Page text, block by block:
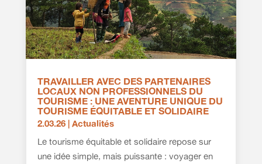
TRAVAILLER AVEC DES PARTENAIRES
LOCAUX NON PROFESSIONNELS DU
TOURISME : UNE AVENTURE UNIQUE DU
TOURISME ÉQUITABLE ET SOLIDAIRE
2.03.26| Actualités
Le tourisme équitable et solidaire repose sur
une idée simple, mais puissante : voyager en